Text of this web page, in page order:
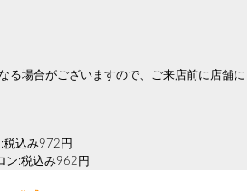
る場合がございますので、ご来店前に店舗に
税込み972円
ン:税込み962円